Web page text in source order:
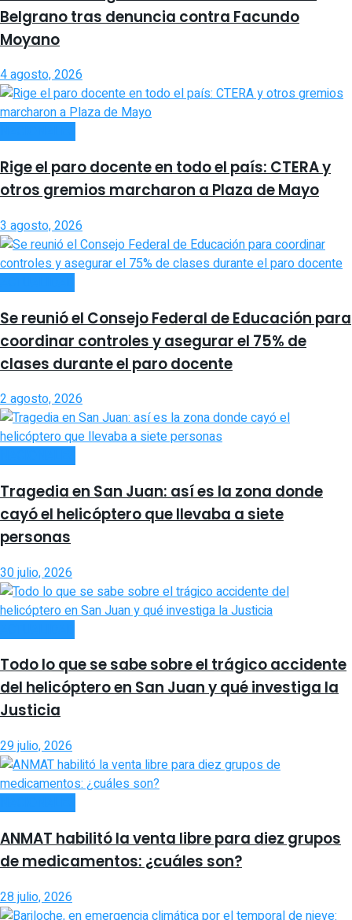
Belgrano tras denuncia contra Facundo
Moyano
4 agosto, 2026
Rige el paro docente en todo el país: CTERA y
otros gremios marcharon a Plaza de Mayo
3 agosto, 2026
Se reunió el Consejo Federal de Educación para
coordinar controles y asegurar el 75% de
clases durante el paro docente
2 agosto, 2026
Tragedia en San Juan: así es la zona donde
cayó el helicóptero que llevaba a siete
personas
30 julio, 2026
Todo lo que se sabe sobre el trágico accidente
del helicóptero en San Juan y qué investiga la
Justicia
29 julio, 2026
ANMAT habilitó la venta libre para diez grupos
de medicamentos: ¿cuáles son?
28 julio, 2026